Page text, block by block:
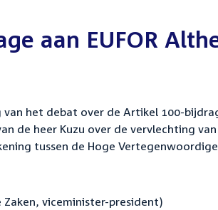
aan EUFOR
het debat over de Artikel 100-
de heer Kuzu over de vervlechting
tussen de Hoge
Zaken, viceminister-president)